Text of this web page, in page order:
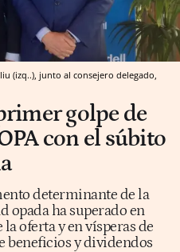
(izq..), junto al consejero delegado,
golpe de
con el súbito
determinante de la
opada ha superado en
oferta y en vísperas de
beneficios y dividendos